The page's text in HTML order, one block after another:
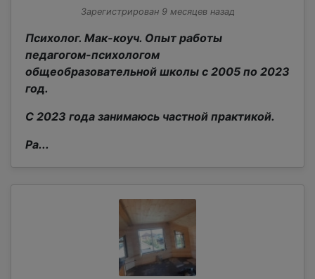
Зарегистрирован 9 месяцев назад
Психолог. Мак-коуч. Опыт работы
педагогом-психологом
общеобразовательной школы с 2005 по 2023
год.
С 2023 года занимаюсь частной практикой.
Ра...